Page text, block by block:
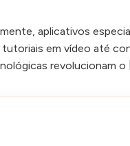
aplicativos
em vídeo até
revolucionam o